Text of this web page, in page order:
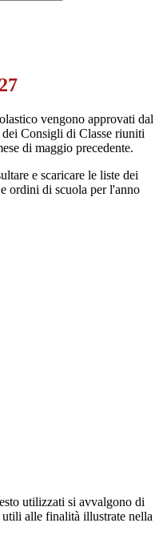
vengono approvati dal
Consigli di Classe riuniti
di maggio precedente.
e scaricare le liste dei
ordini di scuola per l'anno
utilizzati si avvalgono di
alle finalità illustrate nella